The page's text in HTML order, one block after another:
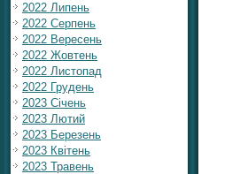
2022 Липень
2022 Серпень
2022 Вересень
2022 Жовтень
2022 Листопад
2022 Грудень
2023 Січень
2023 Лютий
2023 Березень
2023 Квітень
2023 Травень